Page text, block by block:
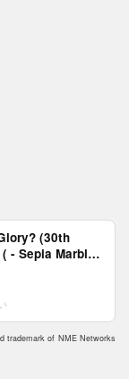
(30th
- Sepia Marble
trademark of NME Networks